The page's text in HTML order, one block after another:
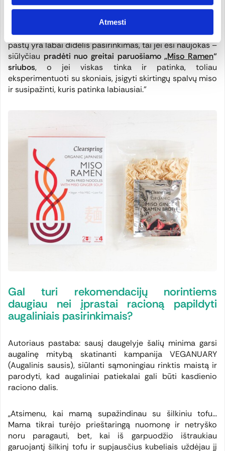
Atmesti
Svarbiausias patarimas susijęs su miso pasta – jei
būtinai pastą įmaišyk į sriubą pro
sietelį, tuomet sultinys bus skaidresnis. Be to, miso
pastų yra labai didelis pasirinkimas, tai jei esi naujokas –
siūlyčiau pradėti nuo greitai paruošiamo „Miso Ramen“
sriubos, o jei viskas tinka ir patinka, toliau
eksperimentuoti su skoniais, įsigyti skirtingų spalvų miso
ir susipažinti, kuris patinka labiausiai.”
Gal turi rekomendacijų norintiems
daugiau nei įprastai racioną papildyti
augaliniais pasirinkimais?
Autoriaus pastaba: sausį daugelyje šalių minima garsi
augalinę mitybą skatinanti kampanija VEGANUARY
(Augalinis sausis), siūlanti sąmoningiau rinktis maistą ir
parodyti, kad augaliniai patiekalai gali būti kasdienio
raciono dalis.
„Atsimenu, kai mamą supažindinau su šilkiniu tofu...
Mama tikrai turėjo prieštaringą nuomonę ir netryško
noru paragauti, bet, kai iš garpuodžio ištraukiau
garuojantį šilkinį tofu ir supjausčius kubeliais uždėjau jį